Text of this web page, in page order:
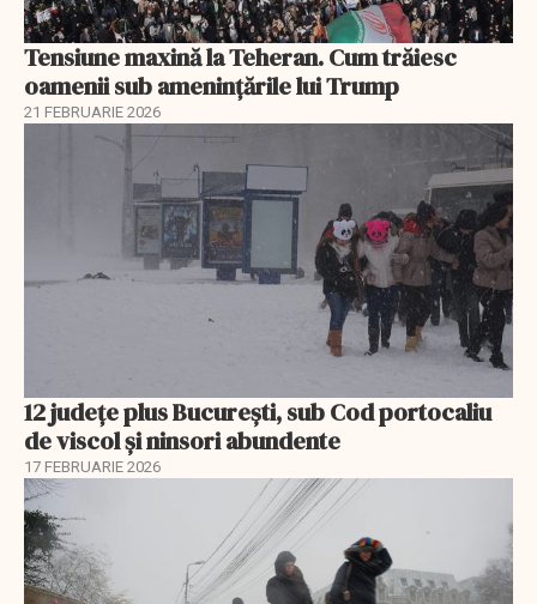
Tensiune maxină la Teheran. Cum trăiesc
oamenii sub amenințările lui Trump
21 FEBRUARIE 2026
12 județe plus București, sub Cod portocaliu
de viscol și ninsori abundente
17 FEBRUARIE 2026